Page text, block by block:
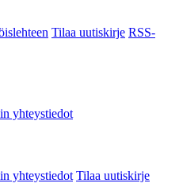
Tilaa uutiskirje RSS-
yhteystiedot
yhteystiedot Tilaa uutiskirje